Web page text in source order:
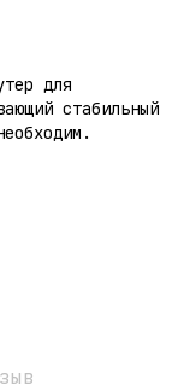
для
стабильный